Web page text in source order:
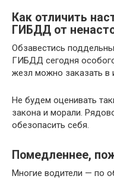
Как отличить
ГИБДД от
Обзавестись
ГИБДД сегодня
жезл можно заказать в
Не будем оценивать
закона и морали.
обезопасить себя.
Помедленнее,
Многие водители — по